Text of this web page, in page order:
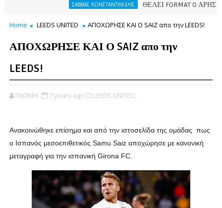
ΣΑΒΒΑΣ ΚΩΝΣΤΑΝΤΙΝΙΔΗΣ ΘΕΛΕΙ FORMAT O ΑΡΗΣ ΠΑΕ
Home LEEDS UNITED ΑΠΟΧΩΡΗΣΕ ΚΑΙ Ο SAIZ απο την LEEDS!
ΑΠΟΧΩΡΗΣΕ ΚΑΙ Ο SAIZ απο την
LEEDS!
ΓΝΩΜΗ 7 years ago LEEDS UNITED,
Aνακοινώθηκε επίσημα και από την ιστοσελίδα της ομάδας πως
ο Ισπανός μεσοεπιθετικός Samu Saiz αποχώρησε με κανονική
μεταγραφή για την ισπανική Girona FC.